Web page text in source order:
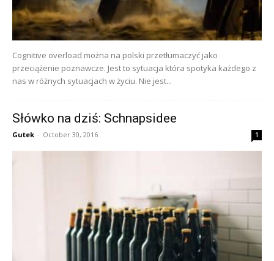
Cognitive overload można na polski przetłumaczyć jako
przeciążenie poznawcze. Jest to sytuacja która spotyka każdego z
nas w różnych sytuacjach w życiu. Nie jest...
Słówko na dziś: Schnapsidee
Gutek - October 30, 2016 1